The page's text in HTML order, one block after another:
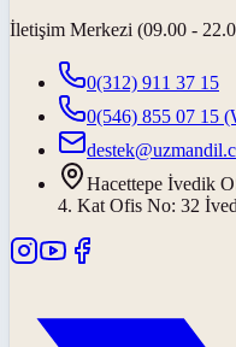
İletişim Merkezi (09.00 -
0(312) 911 37 15
0(546) 855 07 15
Hacettepe İvedik
4. Kat Ofis No: 32